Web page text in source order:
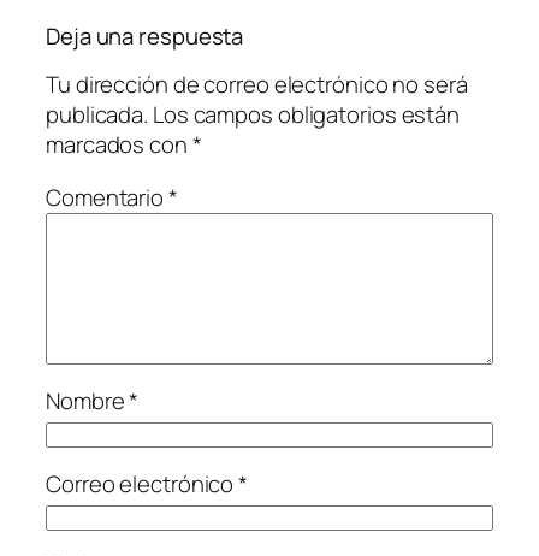
Deja una respuesta
Tu dirección de correo electrónico no será
publicada. Los campos obligatorios están
marcados con*
Comentario*
Nombre*
Correo electrónico*